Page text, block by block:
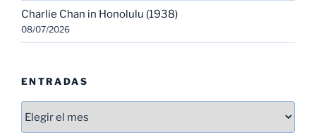
Charlie Chan in Honolulu (1938)
08/07/2026
ENTRADAS